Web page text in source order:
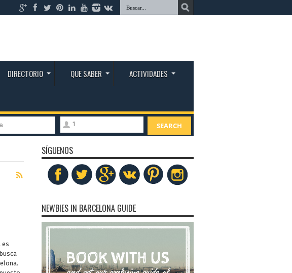
DIRECTORIO QUE SABER ACTIVIDADES
1 SEARCH
es
SÍGUENOS
NEWBIES IN BARCELONA GUIDE